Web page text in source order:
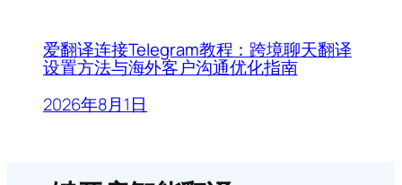
爱翻译连接Telegram教程：跨境聊天翻译
设置方法与海外客户沟通优化指南
2026年8月1日